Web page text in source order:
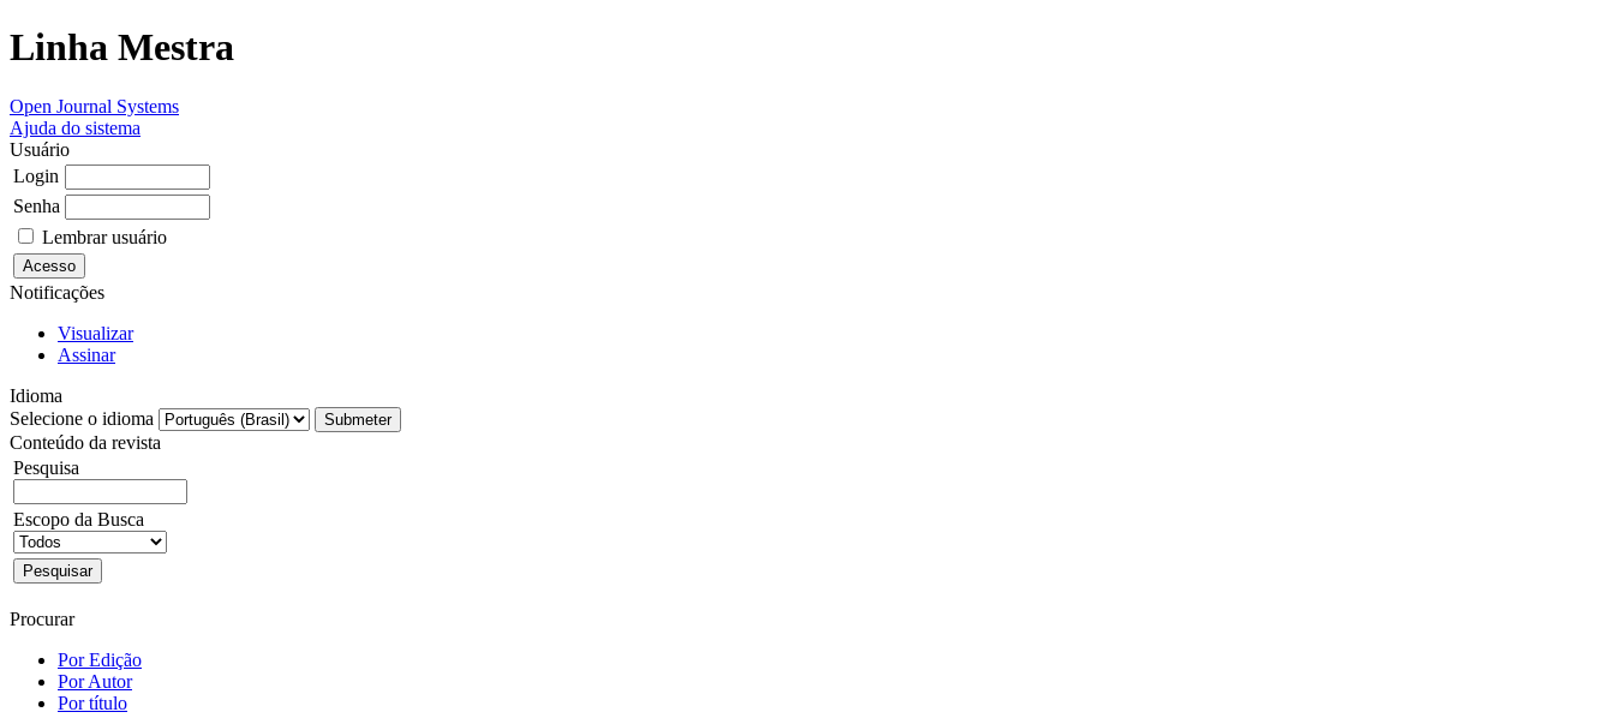
Linha Mestra
Open Journal Systems
Ajuda do sistema
Usuário
Login
Senha
Lembrar usuário
Notificações
Visualizar
Assinar
Idioma
Selecione o idioma
Conteúdo da revista
Pesquisa
Escopo da Busca
Procurar
Por Edição
Por Autor
Por título